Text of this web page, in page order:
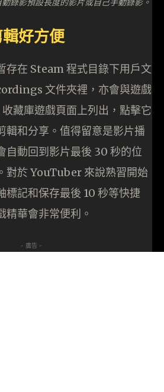
好方便
存在 Steam 程式目錄下用戶文
文件夾裡，亦會與遊戲
藏庫遊戲頁面上列出，點擊它
輯和分享。值得留意是影片播
自動回到影片最後 30 秒的位
對於 YouTuber 來說熟習開始
標記和保存最後 10 秒等快捷
精華會非常便利。
- 廣告 -